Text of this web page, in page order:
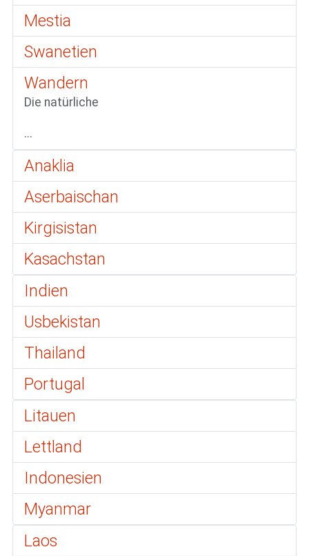
Mestia
Swanetien
Wandern
Die natürliche
...
Anaklia
Aserbaischan
Kirgisistan
Kasachstan
Indien
Usbekistan
Thailand
Portugal
Litauen
Lettland
Indonesien
Myanmar
Laos